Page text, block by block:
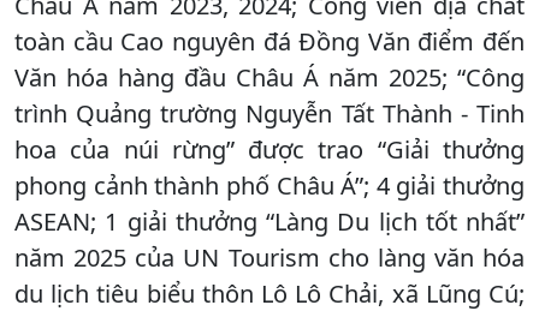
toàn cầu Cao nguyên đá Đồng Văn điểm đến
Văn hóa hàng đầu Châu Á năm 2025; “Công
trình Quảng trường Nguyễn Tất Thành - Tinh
hoa của núi rừng” được trao “Giải thưởng
phong cảnh thành phố Châu Á”; 4 giải thưởng
ASEAN; 1 giải thưởng “Làng Du lịch tốt nhất”
năm 2025 của UN Tourism cho làng văn hóa
du lịch tiêu biểu thôn Lô Lô Chải, xã Lũng Cú;